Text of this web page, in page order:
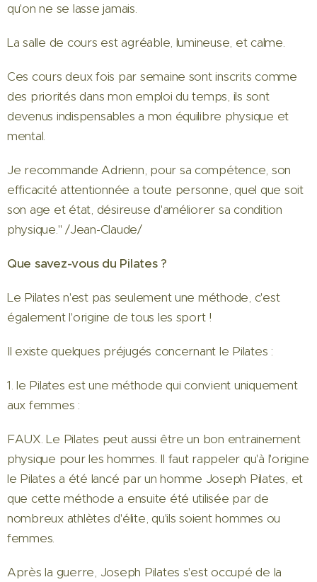
qu'on ne se lasse jamais.
La salle de cours est agréable, lumineuse, et calme.
Ces cours deux fois par semaine sont inscrits comme
des priorités dans mon emploi du temps, ils sont
devenus indispensables a mon équilibre physique et
mental.
Je recommande Adrienn, pour sa compétence, son
efficacité attentionnée a toute personne, quel que soit
son age et état, désireuse d'améliorer sa condition
physique." /Jean-Claude/
Que savez-vous du Pilates ?
Le Pilates n'est pas seulement une méthode, c'est
également l'origine de tous les sport !
Il existe quelques préjugés concernant le Pilates :
1. le Pilates est une méthode qui convient uniquement
aux femmes :
FAUX. Le Pilates peut aussi être un bon entrainement
physique pour les hommes. Il faut rappeler qu'à l'origine
le Pilates a été lancé par un homme Joseph Pilates, et
que cette méthode a ensuite été utilisée par de
nombreux athlètes d'élite, qu'ils soient hommes ou
femmes.
Après la guerre, Joseph Pilates s'est occupé de la